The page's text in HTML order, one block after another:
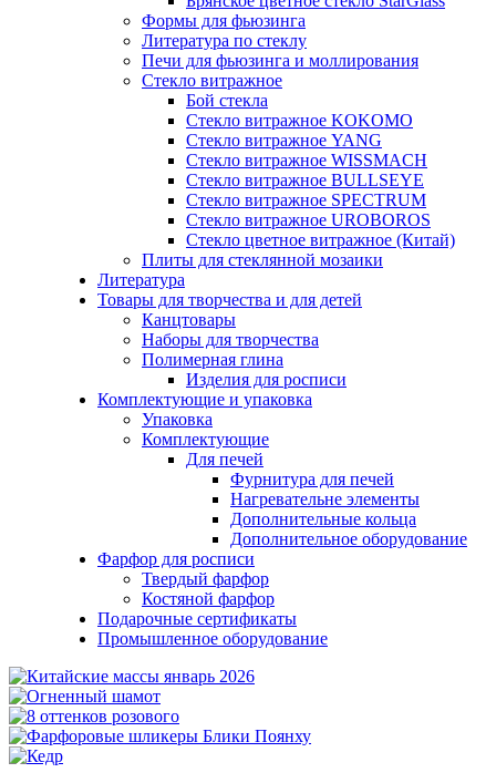
Формы для фьюзинга
Литература по стеклу
Печи для фьюзинга и моллирования
Стекло витражное
Бой стекла
Стекло витражное KOKOMO
Стекло витражное YANG
Стекло витражное WISSMACH
Стекло витражное BULLSEYE
Стекло витражное SPECTRUM
Стекло витражное UROBOROS
Стекло цветное витражное (Китай)
Плиты для стеклянной мозаики
Литература
Товары для творчества и для детей
Канцтовары
Наборы для творчества
Полимерная глина
Изделия для росписи
Комплектующие и упаковка
Упаковка
Комплектующие
Для печей
Фурнитура для печей
Нагревательне элементы
Дополнительные кольца
Дополнительное оборудование
Фарфор для росписи
Твердый фарфор
Костяной фарфор
Подарочные сертификаты
Промышленное оборудование